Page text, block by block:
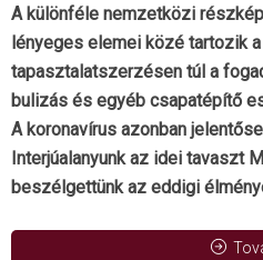
A különféle nemzetközi
lényeges elemei közé tartozik
tapasztalatszerzésen túl a
bulizás és egyéb csapatépítő
A koronavírus azonban
Interjúalanyunk az idei tavaszt
beszélgettünk az eddigi